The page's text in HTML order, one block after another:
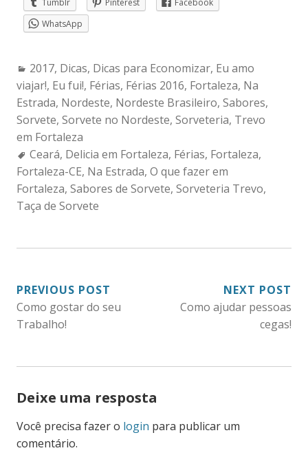
Tumblr
Pinterest
Facebook
WhatsApp
Categories:
2017, Dicas, Dicas para Economizar, Eu amo
viajar!, Eu fui!, Férias, Férias 2016, Fortaleza, Na
Estrada, Nordeste, Nordeste Brasileiro, Sabores,
Sorvete, Sorvete no Nordeste, Sorveteria, Trevo
em Fortaleza
Tags:
Ceará, Delicia em Fortaleza, Férias, Fortaleza,
Fortaleza-CE, Na Estrada, O que fazer em
Fortaleza, Sabores de Sorvete, Sorveteria Trevo,
Taça de Sorvete
NAVEGAÇÃO
DE
PREVIOUS POST
Como gostar do seu
Trabalho!
NEXT POST
Como ajudar pessoas
cegas!
Deixe uma resposta
Você precisa fazer o login para publicar um
comentário.